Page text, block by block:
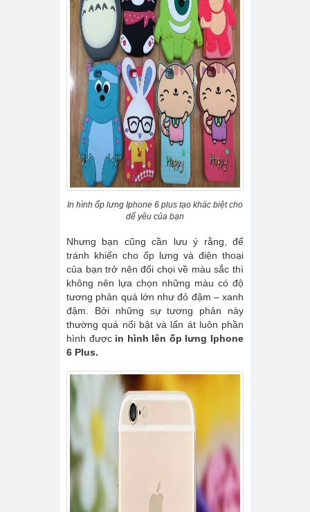
In hình ốp lưng Iphone 6 plus tạo khác biệt cho
dế yêu của bạn
Nhưng bạn cũng cần lưu ý rằng, để
tránh khiến cho ốp lưng và điện thoại
của bạn trở nên đối chọi về màu sắc thì
không nên lựa chọn những màu có độ
tương phản quá lớn như đỏ đậm – xanh
đậm. Bởi những sự tương phản này
thường quá nổi bật và lấn át luôn phần
hình được in hình lên ốp lưng Iphone
6 Plus.